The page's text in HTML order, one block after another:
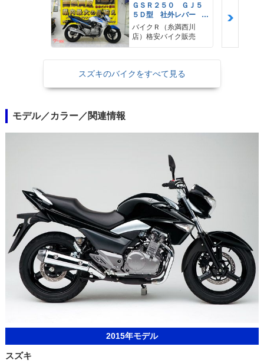
ＧＳＲ２５０ ＧＪ５
５Ｄ型 社外レバー
バーエンドミラー ア
ジャストレバー セキ
ュリティー
バイクＲ（糸満西川
店）格安バイク販売
スズキのバイクをすべて見る
モデル／カラー／関連情報
2015年モデル
スズキ